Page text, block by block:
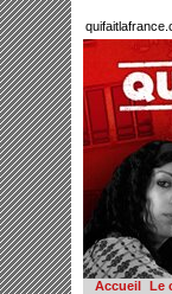
Accueil Le